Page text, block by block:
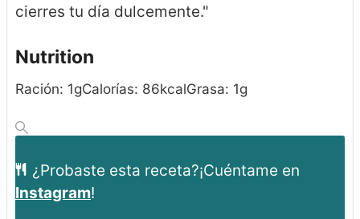
cierres tu día dulcemente."
Nutrition
Ración: 1gCalorías: 86kcalGrasa: 1g
¿Probaste esta receta?¡Cuéntame en
Instagram!